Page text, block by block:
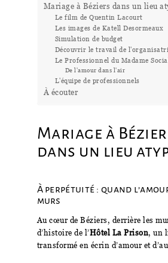
Mariage à Béziers dans un lieu
Le film de Quentin Lacourt
Les images de Katell Desormeaux
Simulation de budget
Découvrir le travail de
Le Professionnel du Madame
De l'amour dans l'air
L'équipe de professionnels
À écouter
Mariage à
dans un lieu
À perpétuité : quand
murs
Au cœur de Béziers, derrière les
d’histoire de l’Hôtel La Prison, un
transformé en écrin d’amour et